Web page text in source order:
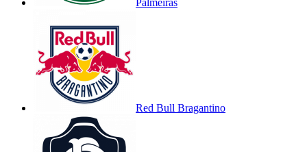
Palmeiras
Red Bull Bragantino